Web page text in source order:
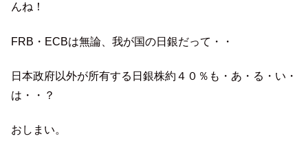
んね！
FRB・ECBは無論、我が国の日銀だって・・
日本政府以外が所有する日銀株約４０％も・あ・る・い・
は・・？
おしまい。